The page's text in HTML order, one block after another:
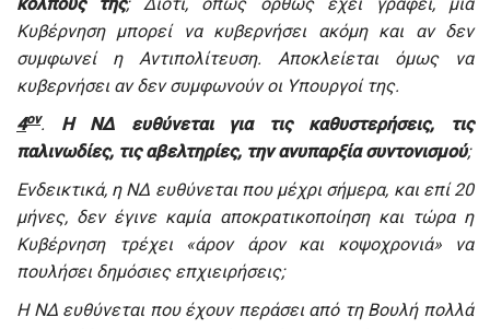
Κυβέρνηση μπορεί να κυβερνήσει ακόμη και αν δεν
συμφωνεί η Αντιπολίτευση. Αποκλείεται όμως να
κυβερνήσει αν δεν συμφωνούν οι Υπουργοί της.
4ον. Η ΝΔ ευθύνεται για τις καθυστερήσεις, τις
παλινωδίες, τις αβελτηρίες, την ανυπαρξία συντονισμού;
Ενδεικτικά, η ΝΔ ευθύνεται που μέχρι σήμερα, και επί 20
μήνες, δεν έγινε καμία αποκρατικοποίηση και τώρα η
Κυβέρνηση τρέχει «άρον άρον και κοψοχρονιά» να
πουλήσει δημόσιες επχιειρήσεις;
Η ΝΔ ευθύνεται που έχουν περάσει από τη Βουλή πολλά